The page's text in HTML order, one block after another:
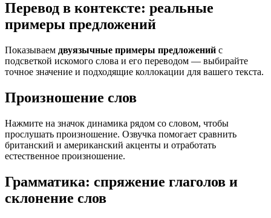
Перевод в контексте: реальные
примеры предложений
Показываем двуязычные примеры предложений с
подсветкой искомого слова и его переводом — выбирайте
точное значение и подходящие коллокации для вашего текста.
Произношение слов
Нажмите на значок динамика рядом со словом, чтобы
прослушать произношение. Озвучка помогает сравнить
британский и американский акценты и отработать
естественное произношение.
Грамматика: спряжение глаголов и
склонение слов